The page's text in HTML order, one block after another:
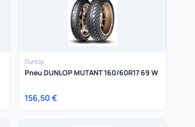
Dunlop
Pneu DUNLOP MUTANT 160/60R17 69 W
156,50 €